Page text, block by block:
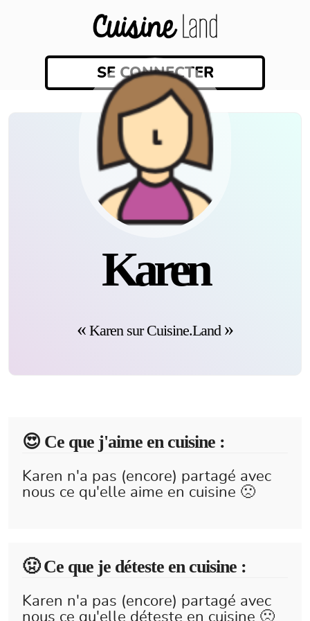
SE CONNECTER
Karen
Karen sur Cuisine.Land
😍️ Ce que j'aime en cuisine :
Karen n'a pas (encore) partagé avec
nous ce qu'elle aime en cuisine 🙁
🤢 Ce que je déteste en cuisine :
Karen n'a pas (encore) partagé avec
nous ce qu'elle déteste en cuisine 🙁